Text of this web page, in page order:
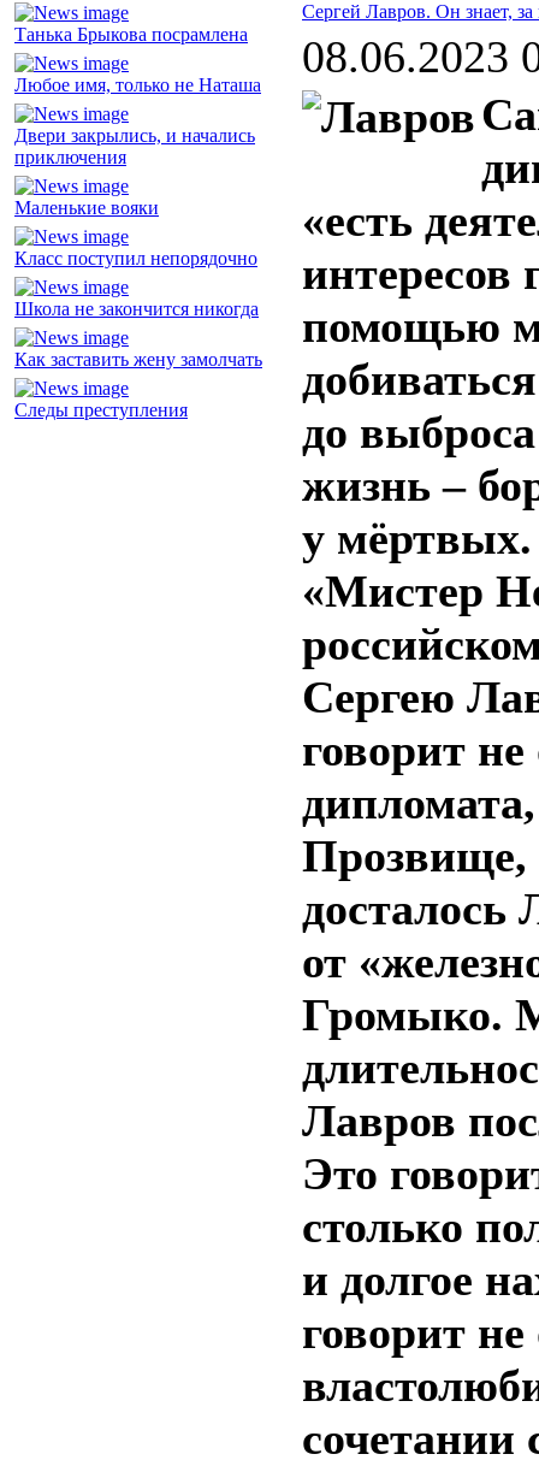
Танька Брыкова посрамлена
Любое имя, только не Наташа
Двери закрылись, и начались
приключения
Маленькие вояки
Класс поступил непорядочно
Школа не закончится никогда
Как заставить жену замолчать
Следы преступления
Сергей Лавров. Он знает, за
08.06.2023
«есть
интересов
помощью
до
жизнь –
у
«Мистер
Сергею
говорит
Прозвище,
досталось
от
Громыко.
Лавров
Это
столько
и долгое
говорит
сочетании